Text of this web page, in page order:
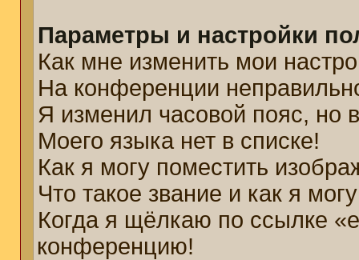
Параметры и настройки
Как мне изменить мои
На конференции
Я изменил часовой пояс, но
Моего языка нет в списке!
Как я могу поместить
Что такое звание и как я
Когда я щёлкаю по ссылке
конференцию!